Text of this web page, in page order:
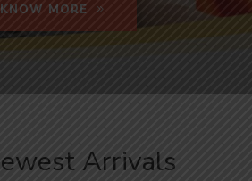
KNOW MORE
Arrivals